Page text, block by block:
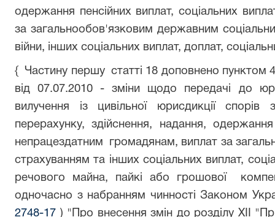
одержання пенсійних виплат, соціальних
за загальнообов'язковим державним
війни, інших соціальних виплат, доплат,
{ Частину першу статті 18 доповнено пунктом
від 07.07.2010 - зміни щодо передачі до
вилучення із цивільної юрисдикції
перерахунку, здійснення, надання,
непрацездатним громадянам, виплат за
страхуванням та інших соціальних виплат,
речового майна, пайкі або грошової
одночасно з набранням чинності Законом
2748-17 ) "Про внесення змін до розділу XII